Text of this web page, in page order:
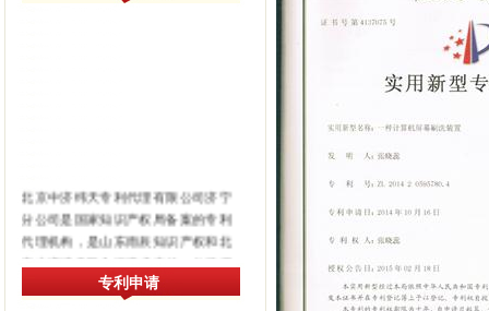
北京中济纬天专利代理有限公司济宁
分公司是国家知识产权局备案的专利
代理机构，是山东雨辰知识产权和北
京中济纬天联合组建成立的，公司拥
有多名资深专利代理人，专业从事发
明专利，实用新型，外观设计专利申
专利申请